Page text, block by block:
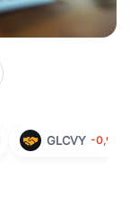
GLCVY -0,96%